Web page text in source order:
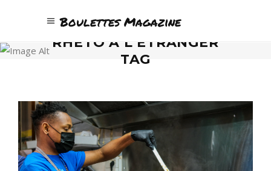
Boulettes Magazine
RHÉTO À L’ÉTRANGER
TAG